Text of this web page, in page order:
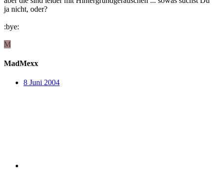
ja nicht, oder?
:bye:
M
MadMexx
8 Juni 2004